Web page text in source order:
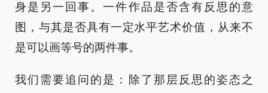
身是另一回事。一件作品是否含有反思的意
图，与其是否具有一定水平艺术价值，从来不
是可以画等号的两件事。
我们需要追问的是：除了那层反思的姿态之